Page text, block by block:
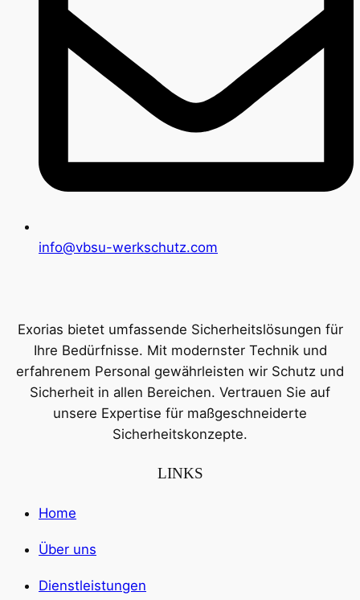
info@vbsu-werkschutz.com
Exorias bietet umfassende Sicherheitslösungen für
Ihre Bedürfnisse. Mit modernster Technik und
erfahrenem Personal gewährleisten wir Schutz und
Sicherheit in allen Bereichen. Vertrauen Sie auf
unsere Expertise für maßgeschneiderte
Sicherheitskonzepte.
LINKS
Home
Über uns
Dienstleistungen